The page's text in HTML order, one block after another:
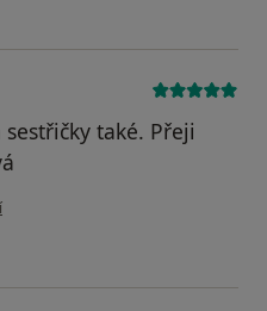
také. Přeji
Pacient